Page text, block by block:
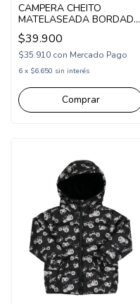
CAMPERA CHEITO
MATELASEADA BORDADA
(CH26IM06)
$39.900
$35.910 con Mercado Pago
6 x $6.650 sin interés
Comprar